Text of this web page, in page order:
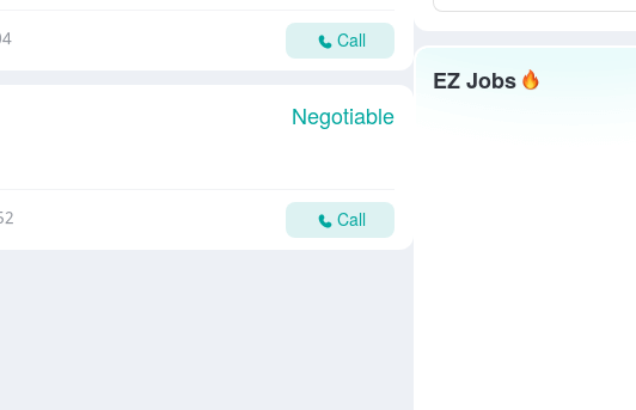
Call
Negotiable
Call
EZ Jobs